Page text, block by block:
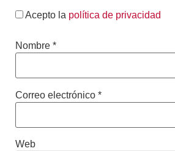
Acepto la política de privacidad
Nombre *
Correo electrónico *
Web